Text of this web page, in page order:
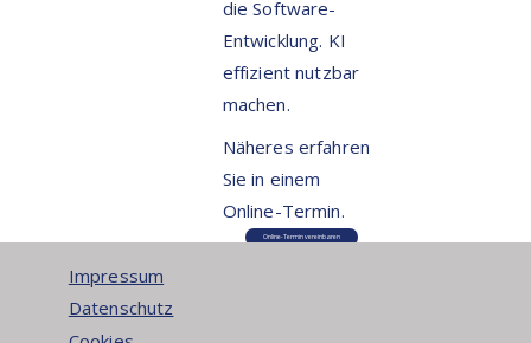
die Software-
Entwicklung. KI
effizient nutzbar
machen.
Näheres erfahren
Sie in einem
Online-Termin.
Online-Termin vereinbaren
Impressum
Datenschutz